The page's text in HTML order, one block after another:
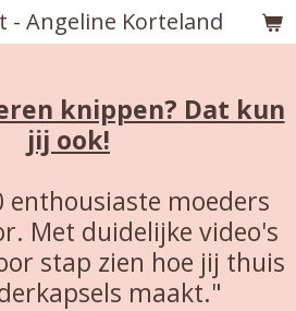
- Angeline Korteland
knippen? Dat kun
jij ook!
enthousiaste moeders
Met duidelijke video's
stap zien hoe jij thuis
maakt."